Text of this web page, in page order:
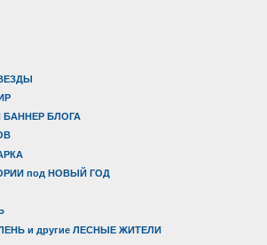
БЛОГА
под НОВЫЙ ГОД
и другие ЛЕСНЫЕ ЖИТЕЛИ